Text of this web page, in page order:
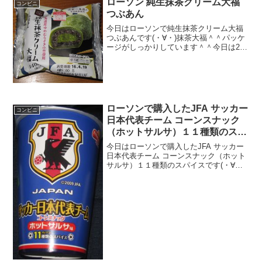
コンビニ
ローソン 純生抹茶クリーム大福
つぶあん
今日はローソンで純生抹茶クリーム大福
つぶあんです(・∀・)抹茶大福＾＾パッケ
ージがしっかりしています＾＾今日は2回
コンビニ
ローソンで購入したJFA サッカー
日本代表チーム コーンスナック
（ホットサルサ）１１種類のスパ
イス
今日はローソンで購入したJFA サッカー
日本代表チーム コーンスナック（ホット
サルサ）１１種類のスパイスです(・∀・)